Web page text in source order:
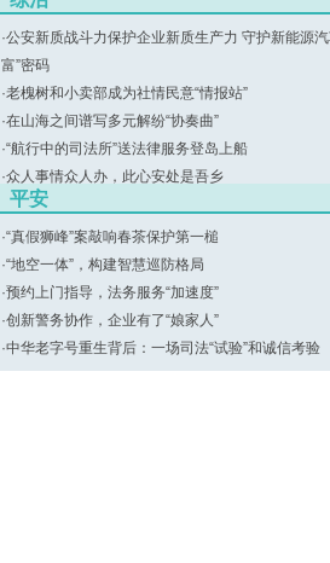
·公安新质战斗力保护企业新质生产力 守护新能源
富”密码
·老槐树和小卖部成为社情民意“情报站”
·在山海之间谱写多元解纷“协奏曲”
·“航行中的司法所”送法律服务登岛上船
·众人事情众人办，此心安处是吾乡
平安
·“真假狮峰”案敲响春茶保护第一槌
·“地空一体”，构建智慧巡防格局
·预约上门指导，法务服务“加速度”
·创新警务协作，企业有了“娘家人”
·中华老字号重生背后：一场司法“试验”和诚信考验